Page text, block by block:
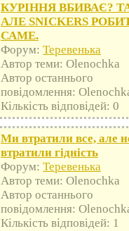
КУРІННЯ ВБИВАЄ?
АЛЕ SNICKERS
САМЕ.
Форум: Теревенька
Автор теми: Olenochka
Автор останнього
повідомлення:
Кількість відповідей: 0
Ми втратили все, але
втратили гідність
Форум: Теревенька
Автор теми: Olenochka
Автор останнього
повідомлення:
Кількість відповідей: 1